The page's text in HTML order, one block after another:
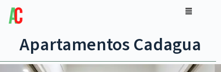
Apartamentos Cadagua